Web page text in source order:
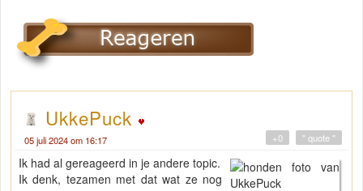
UkkePuck
05 juli 2024 om 16:17 " quote "
+0
Ik had al gereageerd in je andere topic.
Ik denk, tezamen met dat wat ze nog